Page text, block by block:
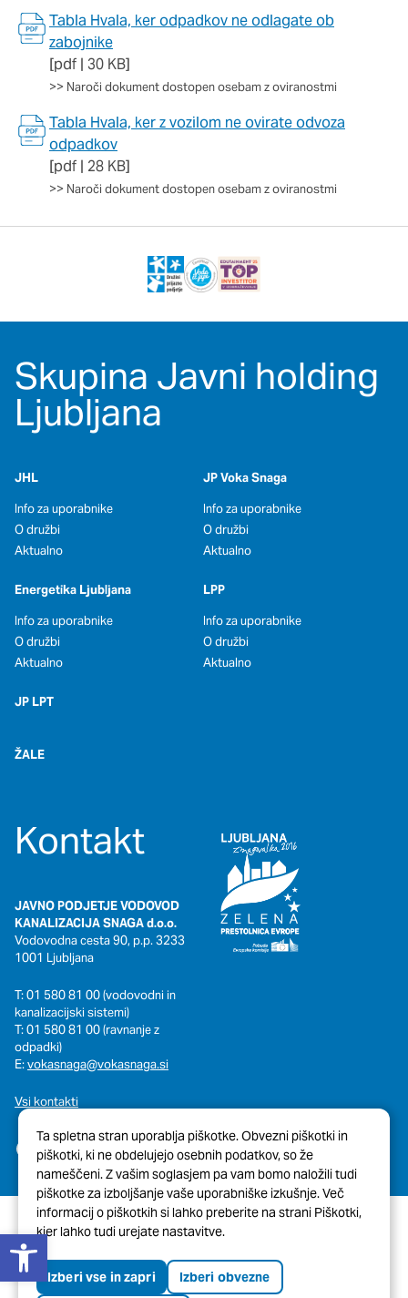
Tabla Hvala, ker odpadkov ne odlagate ob
zabojnike
[pdf | 30 KB]
>> Naroči dokument dostopen osebam z oviranostmi
Tabla Hvala, ker z vozilom ne ovirate odvoza
odpadkov
[pdf | 28 KB]
>> Naroči dokument dostopen osebam z oviranostmi
Skupina Javni holding
Ljubljana
JHL
Info za uporabnike
O družbi
Aktualno
Energetika Ljubljana
Info za uporabnike
O družbi
Aktualno
JP LPT
ŽALE
JP Voka Snaga
Info za uporabnike
O družbi
Aktualno
LPP
Info za uporabnike
O družbi
Aktualno
Kontakt
JAVNO PODJETJE VODOVOD
KANALIZACIJA SNAGA d.o.o.
Vodovodna cesta 90, p.p. 3233
1001 Ljubljana
T: 01 580 81 00 (vodovodni in
kanalizacijski sistemi)
T: 01 580 81 00 (ravnanje z
odpadki)
E:vokasnaga@vokasnaga.si
Vsi kontakti
© 2026 Javni Holding Ljubljana
Piškotki
Tehnična pomoč spletne strani
Ta spletna stran uporablja piškotke. Obvezni piškotki in
piškotki, ki ne obdelujejo osebnih podatkov, so že
nameščeni. Z vašim soglasjem pa vam bomo naložili tudi
piškotke za izboljšanje vaše uporabniške izkušnje. Več
informacij o piškotkih si lahko preberite na strani Piškotki,
kjer lahko tudi urejate nastavitve.
Izberi vse in zapri Izberi obvezne
Open toolbar